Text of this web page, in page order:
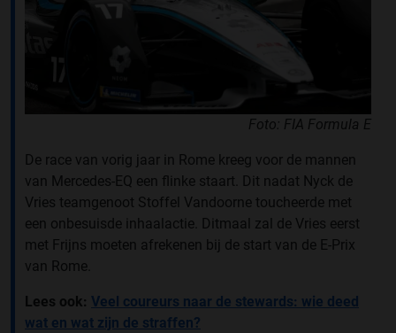
Foto: FIA Formula E
De race van vorig jaar in Rome kreeg voor de mannen
van Mercedes-EQ een flinke staart. Dit nadat Nyck de
Vries teamgenoot Stoffel Vandoorne toucheerde met
een onbesuisde inhaalactie. Ditmaal zal de Vries eerst
met Frijns moeten afrekenen bij de start van de E-Prix
van Rome.
Lees ook: Veel coureurs naar de stewards: wie deed
wat en wat zijn de straffen?